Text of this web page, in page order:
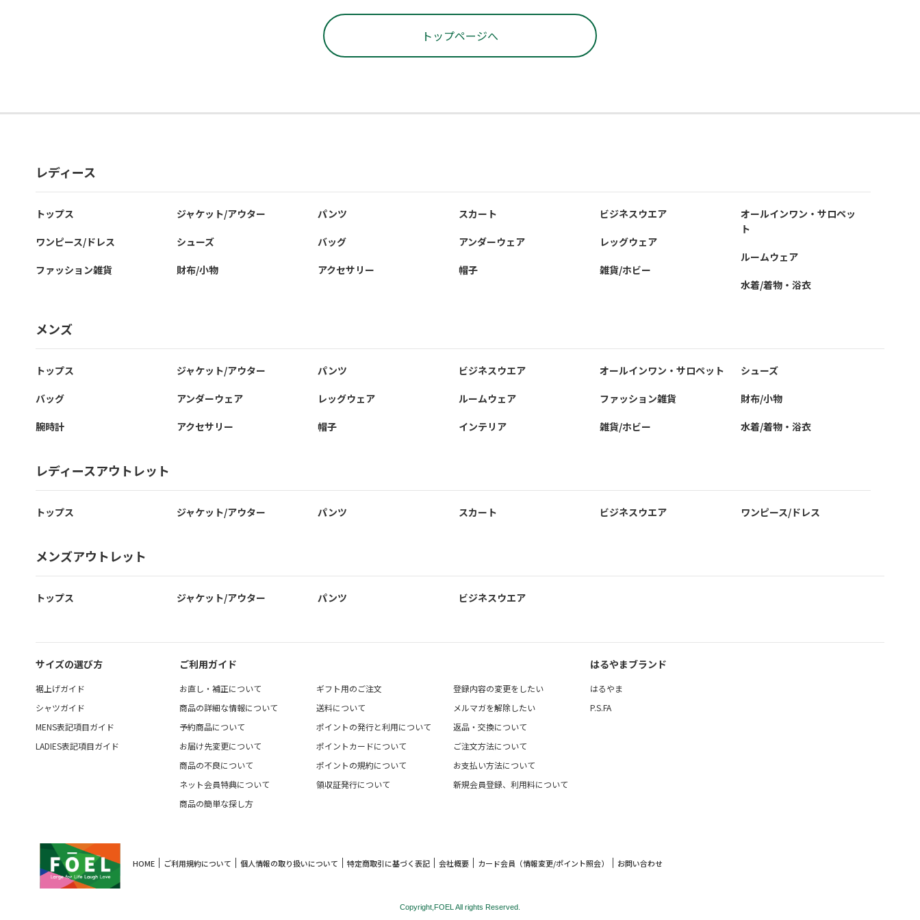
トップページへ
レディース
トップス
ワンピース/ドレス
ファッション雑貨
ジャケット/アウター
シューズ
財布/小物
パンツ
バッグ
アクセサリー
スカート
アンダーウェア
帽子
ビジネスウエア
レッグウェア
雑貨/ホビー
オールインワン・サロペッ
ト
ルームウェア
水着/着物・浴衣
メンズ
トップス
バッグ
腕時計
ジャケット/アウター
アンダーウェア
アクセサリー
パンツ
レッグウェア
帽子
ビジネスウエア
ルームウェア
インテリア
オールインワン・サロペット
ファッション雑貨
雑貨/ホビー
シューズ
財布/小物
水着/着物・浴衣
レディースアウトレット
トップス ジャケット/アウター パンツ スカート ビジネスウエア ワンピース/ドレス
メンズアウトレット
トップス ジャケット/アウター パンツ ビジネスウエア
サイズの選び方
裾上げガイド
シャツガイド
MENS表記項目ガイド
LADIES表記項目ガイド
ご利用ガイド
お直し・補正について ギフト用のご注文
登録内容の変更をしたい
商品の詳細な情報について
送料について
メルマガを解除したい
予約商品について
ポイントの発行と利用について
返品・交換について
お届け先変更について
ポイントカードについて
ご注文方法について
商品の不良について
ポイントの規約について
お支払い方法について
ネット会員特典について
領収証発行について
新規会員登録、利用料について
商品の簡単な探し方
はるやまブランド
はるやま
P.S.FA
HOME ご利用規約について 個人情報の取り扱いについて 特定商取引に基づく表記 会社概要 カード会員（情報変更/ポイント照会） お問い合わせ
Copyright,FOEL All rights Reserved.